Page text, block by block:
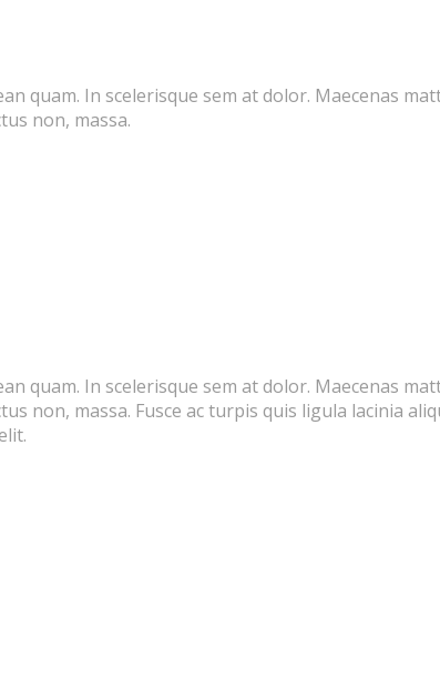
quam. In scelerisque sem at dolor. Maecenas
non, massa.
quam. In scelerisque sem at dolor. Maecenas
non, massa. Fusce ac turpis quis ligula lacinia